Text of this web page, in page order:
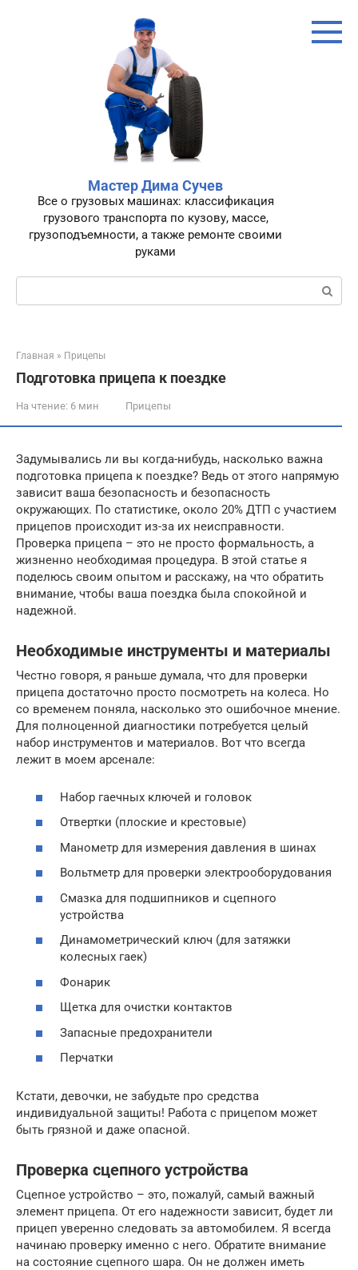
Мастер Дима Сучев
Все о грузовых машинах: классификация
грузового транспорта по кузову, массе,
грузоподъемности, а также ремонте своими
руками
Поиск:
Главная » Прицепы
Подготовка прицепа к поездке
На чтение: 6 мин Прицепы
Задумывались ли вы когда-нибудь, насколько важна
подготовка прицепа к поездке? Ведь от этого напрямую
зависит ваша безопасность и безопасность
окружающих. По статистике, около 20% ДТП с участием
прицепов происходит из-за их неисправности.
Проверка прицепа – это не просто формальность, а
жизненно необходимая процедура. В этой статье я
поделюсь своим опытом и расскажу, на что обратить
внимание, чтобы ваша поездка была спокойной и
надежной.
Необходимые инструменты и материалы
Честно говоря, я раньше думала, что для проверки
прицепа достаточно просто посмотреть на колеса. Но
со временем поняла, насколько это ошибочное мнение.
Для полноценной диагностики потребуется целый
набор инструментов и материалов. Вот что всегда
лежит в моем арсенале:
Набор гаечных ключей и головок
Отвертки (плоские и крестовые)
Манометр для измерения давления в шинах
Вольтметр для проверки электрооборудования
Смазка для подшипников и сцепного
устройства
Динамометрический ключ (для затяжки
колесных гаек)
Фонарик
Щетка для очистки контактов
Запасные предохранители
Перчатки
Кстати, девочки, не забудьте про средства
индивидуальной защиты! Работа с прицепом может
быть грязной и даже опасной.
Проверка сцепного устройства
Сцепное устройство – это, пожалуй, самый важный
элемент прицепа. От его надежности зависит, будет ли
прицеп уверенно следовать за автомобилем. Я всегда
начинаю проверку именно с него. Обратите внимание
на состояние сцепного шара. Он не должен иметь